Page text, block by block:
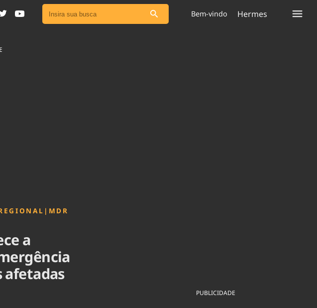
Ver todas as notícias
Brasil Mineral
Ciência & Tecnologia
Cinema
Bem-vindo Hermes
| MDR
a
afetadas
PUBLICIDADE